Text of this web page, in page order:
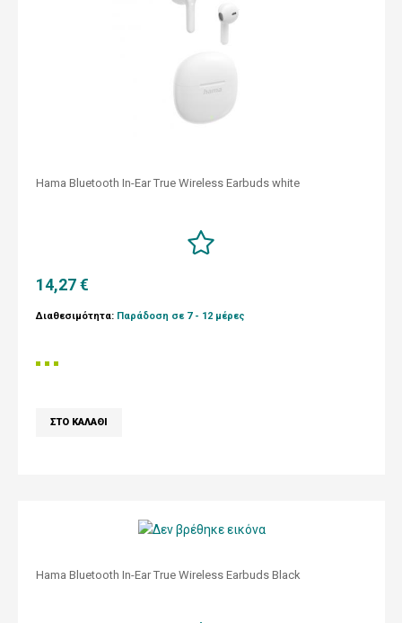
Hama Bluetooth In-Ear True Wireless Earbuds white
14,27 €
Διαθεσιμότητα: Παράδοση σε 7 - 12 μέρες
Hama Bluetooth In-Ear True Wireless Earbuds Black